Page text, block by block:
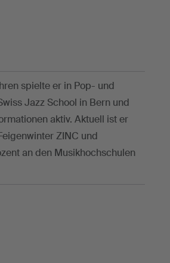
spielte er in Pop- und
Jazz School in Bern und
aktiv. Aktuell ist er
ZINC und
an den Musikhochschulen